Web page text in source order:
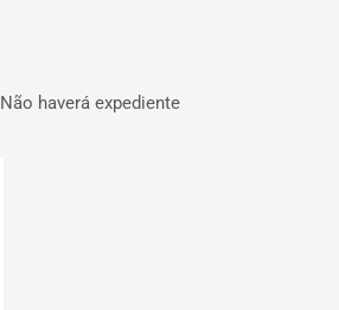
Não haverá expediente